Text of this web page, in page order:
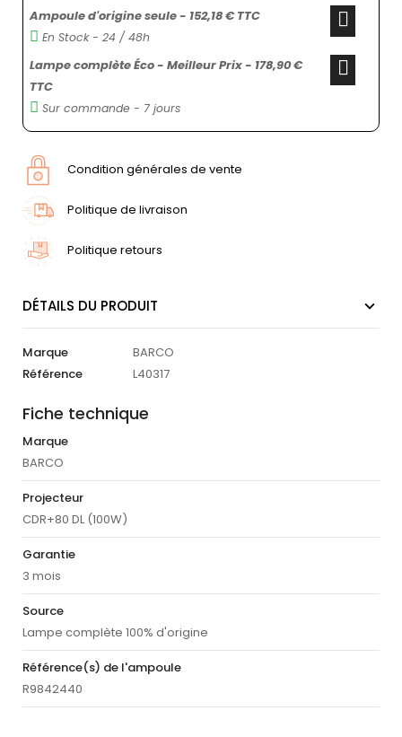
Ampoule d'origine seule - 152,18 € TTC
En Stock - 24 / 48h
Lampe complète Éco - Meilleur Prix - 178,90 €
TTC
Sur commande - 7 jours
Condition générales de vente
Politique de livraison
Politique retours
DÉTAILS DU PRODUIT
Marque
BARCO
Référence
L40317
Fiche technique
Marque
BARCO
Projecteur
CDR+80 DL (100W)
Garantie
3 mois
Source
Lampe complète 100% d'origine
Référence(s) de l'ampoule
R9842440